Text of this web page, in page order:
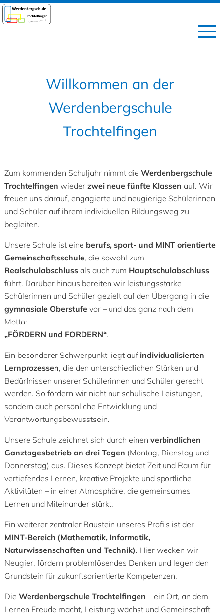
Willkommen an der
Werdenbergschule
Trochtelfingen
Zum kommenden Schuljahr nimmt die Werdenbergschule
Trochtelfingen wieder zwei neue fünfte Klassen auf. Wir
freuen uns darauf, engagierte und neugierige Schülerinnen
und Schüler auf ihrem individuellen Bildungsweg zu
begleiten.
Unsere Schule ist eine berufs, sport- und MINT orientierte
Gemeinschaftsschule, die sowohl zum
Realschulabschlussals auch zum Hauptschulabschluss
führt. Darüber hinaus bereiten wir leistungsstarke
Schülerinnen und Schüler gezielt auf den Übergang in die
gymnasiale Oberstufevor – und das ganz nach dem
Motto:
„FÖRDERN und FORDERN“.
Ein besonderer Schwerpunkt liegt auf individualisierten
Lernprozessen, die den unterschiedlichen Stärken und
Bedürfnissen unserer Schülerinnen und Schüler gerecht
werden. So fördern wir nicht nur schulische Leistungen,
sondern auch persönliche Entwicklung und
Verantwortungsbewusstsein.
Unsere Schule zeichnet sich durch einen verbindlichen
Ganztagesbetrieb an drei Tagen (Montag, Dienstag und
Donnerstag) aus. Dieses Konzept bietet Zeit und Raum für
vertiefendes Lernen, kreative Projekte und sportliche
Aktivitäten – in einer Atmosphäre, die gemeinsames
Lernen und Miteinander stärkt.
Ein weiterer zentraler Baustein unseres Profils ist der
MINT-Bereich (Mathematik, Informatik,
Naturwissenschaften und Technik). Hier wecken wir
Neugier, fördern problemlösendes Denken und legen den
Grundstein für zukunftsorientierte Kompetenzen.
Die Werdenbergschule Trochtelfingen – ein Ort, an dem
Lernen Freude macht, Leistung wächst und Gemeinschaft